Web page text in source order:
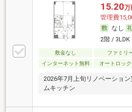
15.20万
管理費
なし
2階 / 3LDK
敷金なし ファミリ
インターネット無料
オートロック
2026年7月上旬リノベーショ
ムキッチン